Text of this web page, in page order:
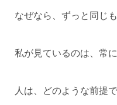
なぜなら、ずっと同じ
私が見ているのは、常
人は、どのような前提